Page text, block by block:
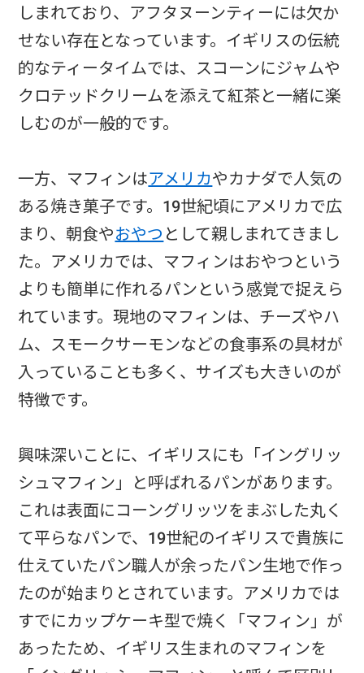
しまれており、アフタヌーンティーには欠か
せない存在となっています。イギリスの伝統
的なティータイムでは、スコーンにジャムや
クロテッドクリームを添えて紅茶と一緒に楽
しむのが一般的です。
一方、マフィンはアメリカやカナダで人気の
ある焼き菓子です。19世紀頃にアメリカで広
まり、朝食やおやつ として親しまれてきまし
た。アメリカでは、マフィンはおやつという
よりも簡単に作れるパンという感覚で捉えら
れています。現地のマフィンは、チーズやハ
ム、スモークサーモンなどの食事系の具材が
入っていることも多く、サイズも大きいのが
特徴です。
興味深いことに、イギリスにも「イングリッ
シュマフィン」と呼ばれるパンがあります。
これは表面にコーングリッツをまぶした丸く
て平らなパンで、19世紀のイギリスで貴族に
仕えていたパン職人が余ったパン生地で作っ
たのが始まりとされています。アメリカでは
すでにカップケーキ型で焼く「マフィン」が
あったため、イギリス生まれのマフィンを